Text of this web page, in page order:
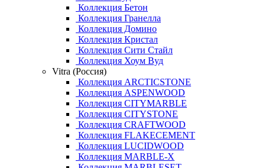
Коллекция Бетон
Коллекция Гранелла
Коллекция Домино
Коллекция Кристал
Коллекция Сити Стайл
Коллекция Хоум Вуд
Vitra (Россия)
Коллекция ARCTICSTONE
Коллекция ASPENWOOD
Коллекция CITYMARBLE
Коллекция CITYSTONE
Коллекция CRAFTWOOD
Коллекция FLAKECEMENT
Коллекция LUCIDWOOD
Коллекция MARBLE-X